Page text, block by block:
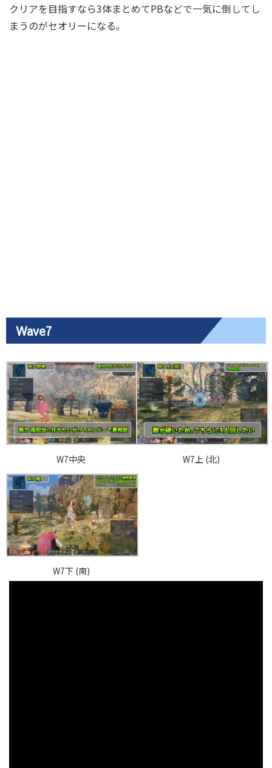
クリアを目指すなら3体まとめてPBなどで一気に倒してし
まうのがセオリーになる｡
Wave7
W7中央 W7上 (北)
W7下 (南)